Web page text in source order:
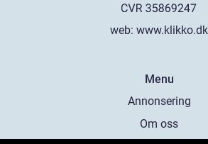
web: www.klikko.dk
Menu
Annonsering
Om oss